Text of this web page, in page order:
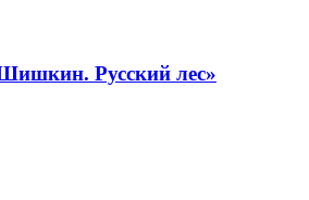
Русский лес»